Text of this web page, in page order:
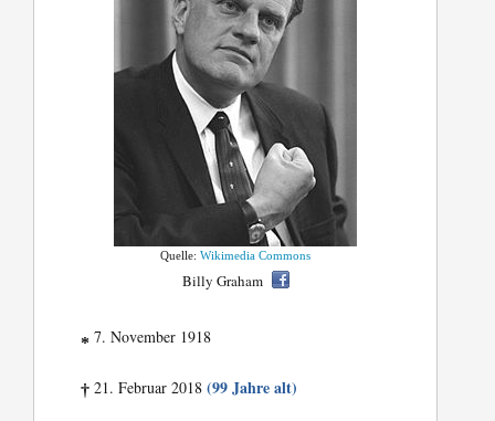
Quelle:Wikimedia Commons
Billy Graham
* 7. November 1918
† 21. Februar 2018(99 Jahre alt)